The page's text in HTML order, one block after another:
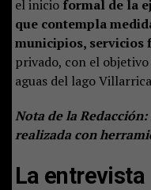
el inicio formal de la
que contempla
municipios, servicios
privado, con el
aguas del lago
Nota de la
realizada con
La entrevista